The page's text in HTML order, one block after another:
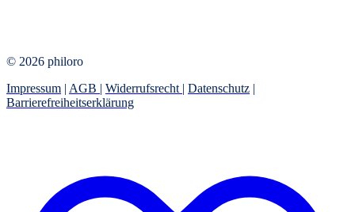
© 2026 philoro
Impressum | AGB | Widerrufsrecht | Datenschutz |
Barrierefreiheitserklärung